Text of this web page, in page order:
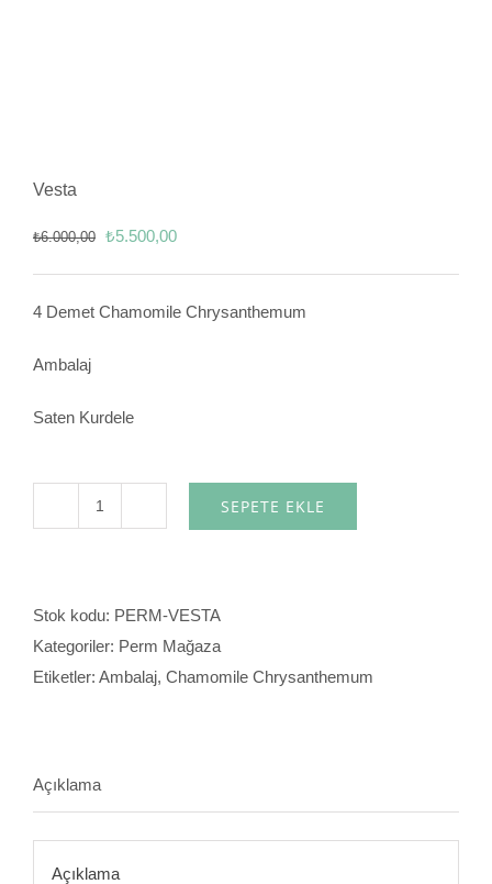
Vesta
₺6.000,00 Orijinal
₺5.500,00Şu
₺5.500,00.
4 Demet Chamomile Chrysanthemum
Ambalaj
Saten Kurdele
SEPETE EKLE
Stok kodu: PERM-VESTA
Kategoriler: Perm Mağaza
Etiketler: Ambalaj, Chamomile Chrysanthemum
Açıklama
Açıklama